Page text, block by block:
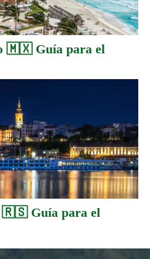
🇲🇽 Guía para el
🇷🇸 Guía para el